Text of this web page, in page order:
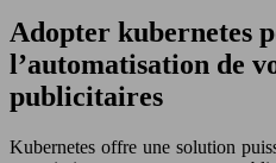
Adopter kubernetes
l’automatisation de
publicitaires
Kubernetes offre une solution